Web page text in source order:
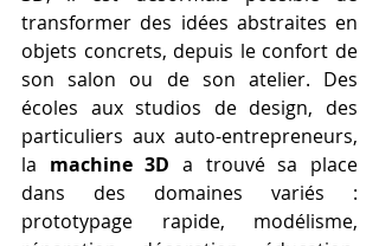
transformer des idées abstraites en
objets concrets, depuis le confort de
son salon ou de son atelier. Des
écoles aux studios de design, des
particuliers aux auto-entrepreneurs,
la machine 3D a trouvé sa place
dans des domaines variés :
prototypage rapide, modélisme,